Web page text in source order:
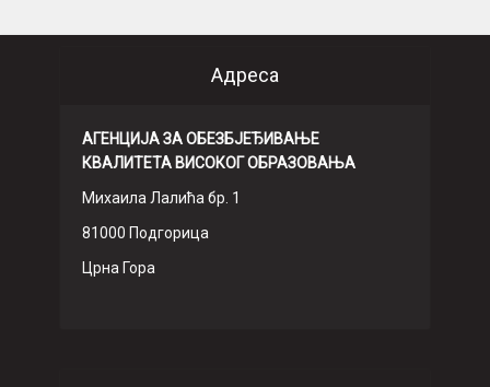
Адреса
АГЕНЦИЈА ЗА ОБЕЗБЈЕЂИВАЊЕ
КВАЛИТЕТА ВИСОКОГ ОБРАЗОВАЊА
Михаила Лалића бр. 1
81000 Подгорица
Црна Гора